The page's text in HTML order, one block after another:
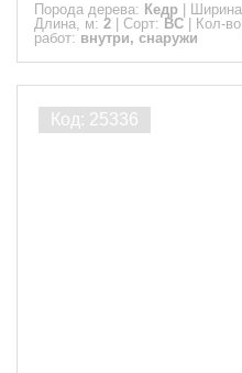
Порода дерева: Кедр
Длина, м: 2 Сорт: ВС Кол-
работ: внутри, снаружи